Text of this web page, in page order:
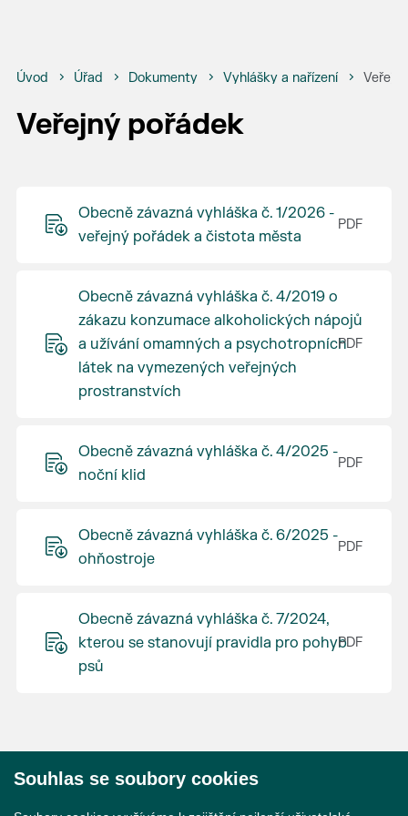
Úvod Úřad Dokumenty Vyhlášky a nařízení
Veřejný pořádek
Obecně závazná vyhláška č. 1/2026 -
veřejný pořádek a čistota města
Obecně závazná vyhláška č. 4/2019 o
zákazu konzumace alkoholických nápojů
a užívání omamných a psychotropních
látek na vymezených veřejných
prostranstvích
Obecně závazná vyhláška č. 4/2025 -
noční klid
Obecně závazná vyhláška č. 6/2025 -
ohňostroje
Obecně závazná vyhláška č. 7/2024,
kterou se stanovují pravidla pro pohyb
psů
Souhlas se soubory cookies